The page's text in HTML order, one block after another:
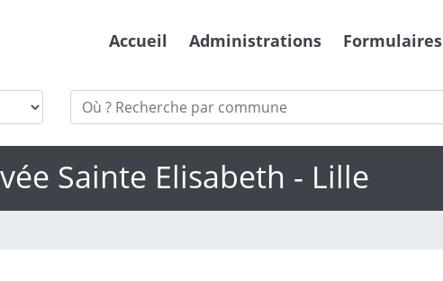
Accueil Administrations Formulaires
Sainte Elisabeth - Lille